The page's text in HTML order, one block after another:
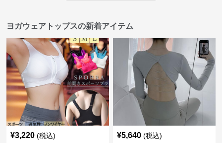
ヨガウェアトップスの新着アイテム
¥3,220 (税込) ¥5,640 (税込)